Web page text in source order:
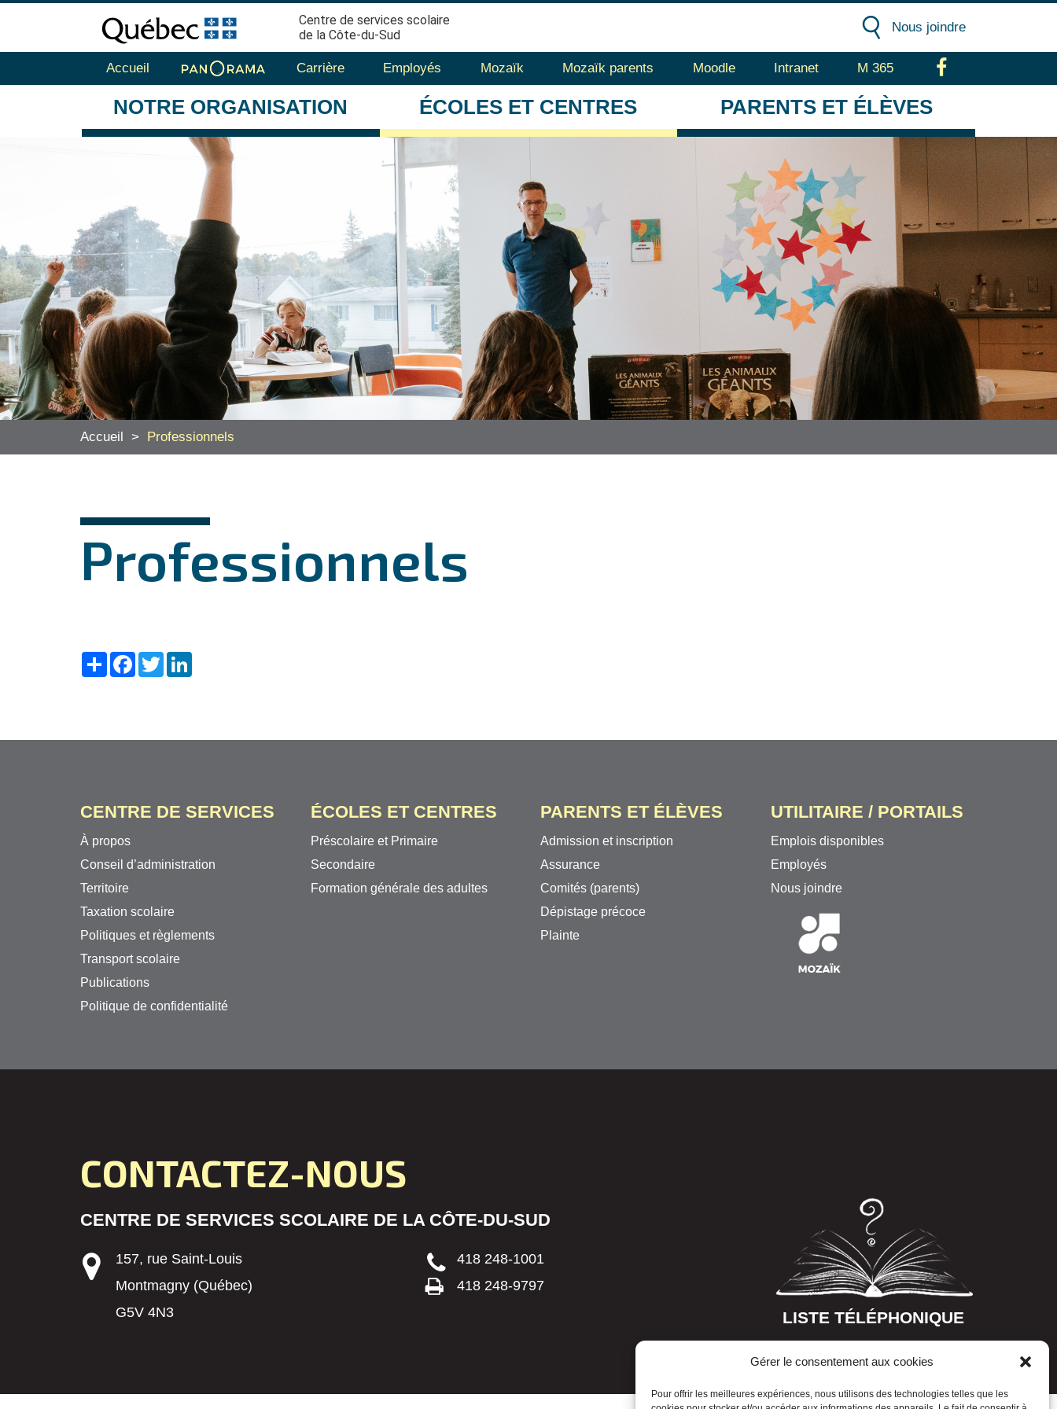
Gérer le consentement aux cookies
Pour offrir les meilleures expériences, nous utilisons des technologies telles que les
Centre de services scolaire
de la Côte-du-Sud
Nous joindre
Accueil Carrière Employés Mozaïk Mozaïk parents Moodle Intranet M 365
NOTRE ORGANISATION ÉCOLES ET CENTRES PARENTS ET ÉLÈVES
Accueil > Professionnels
Professionnels
ShareFacebook
Twitter
CENTRE DE SERVICES
À propos
Conseil d’administration
Territoire
Taxation scolaire
Politiques et règlements
Transport scolaire
Publications
Politique de confidentialité
ÉCOLES ET CENTRES
Préscolaire et Primaire
Secondaire
Formation générale des adultes
PARENTS ET ÉLÈVES
Admission et inscription
Assurance
Comités (parents)
Dépistage précoce
Plainte
UTILITAIRE / PORTAILS
Emplois disponibles
Employés
Nous joindre
CONTACTEZ-NOUS
CENTRE DE SERVICES SCOLAIRE DE LA CÔTE-DU-SUD
157, rue Saint-Louis
Montmagny (Québec)
G5V 4N3
418 248-1001
418 248-9797
LISTE TÉLÉPHONIQUE